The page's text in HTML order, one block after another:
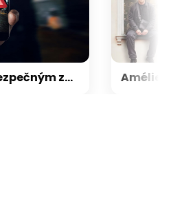
Jsou passkeys bezpečným způsobem přihlašování? Ano, ale rozhodně ne bez výhrad